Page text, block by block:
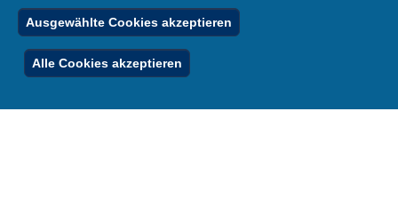
Ausgewählte Cookies akzeptieren
Alle Cookies akzeptieren
Publikationen
RSS-Feed
Ferienordnung
© 2026 Bildungsportal NRW
Below
Footer
Menu
Inhalt Impressum Datenschutz